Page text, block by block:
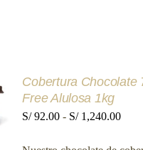
Cobertura Chocolate
Free Alulosa 1kg
S/92.00 - S/1,240.00